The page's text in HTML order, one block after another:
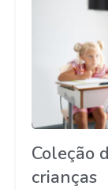
Coleção
crianças